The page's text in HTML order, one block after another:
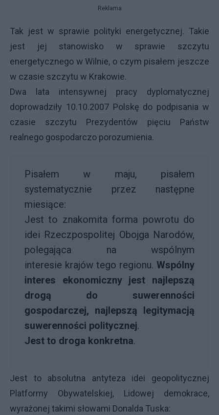
Reklama
Tak jest w sprawie polityki energetycznej. Takie
jest jej stanowisko w sprawie szczytu
energetycznego w Wilnie, o czym pisałem jeszcze
w czasie szczytu w Krakowie.
Dwa lata intensywnej pracy dyplomatycznej
doprowadziły 10.10.2007 Polskę do podpisania w
czasie szczytu Prezydentów pięciu Państw
realnego gospodarczo porozumienia.
Pisałem w maju, pisałem
systematycznie przez następne
miesiące:
Jest to znakomita forma powrotu do
idei Rzeczpospolitej Obojga Narodów,
polegająca na wspólnym
interesie krajów tego regionu. Wspólny
interes ekonomiczny jest najlepszą
drogą do suwerenności
gospodarczej, najlepszą legitymacją
suwerenności politycznej.
Jest to droga konkretna.
Jest to absolutna antyteza idei geopolitycznej
Platformy Obywatelskiej, Lidowej demokrace,
wyrażonej takimi słowami Donalda Tuska: